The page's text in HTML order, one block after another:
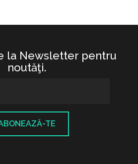
la Newsletter pentru
noutăţi.
TE